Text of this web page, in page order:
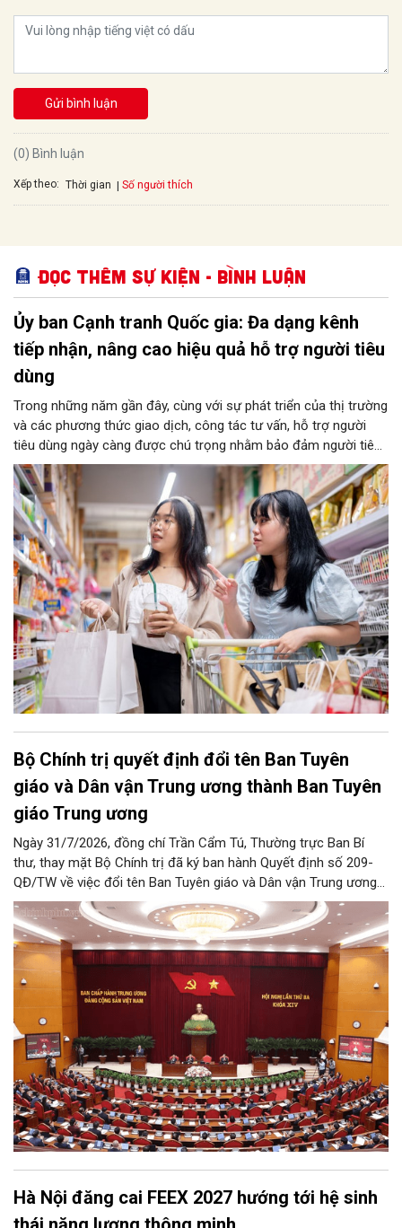
Gửi bình luận
(0) Bình luận
Xếp theo: Thời gian Số người thích
Đọc thêm Sự kiện - Bình luận
Ủy ban Cạnh tranh Quốc gia: Đa dạng kênh
tiếp nhận, nâng cao hiệu quả hỗ trợ người tiêu
dùng
Trong những năm gần đây, cùng với sự phát triển của thị trường
và các phương thức giao dịch, công tác tư vấn, hỗ trợ người
tiêu dùng ngày càng được chú trọng nhằm bảo đảm người tiêu
dùng được tiếp cận thông tin, được hướng dẫn thực hiện quyền
và được hỗ trợ kịp thời khi phát sinh vướng mắc trong quá trình
tiêu dùng hàng hóa, dịch vụ.
Bộ Chính trị quyết định đổi tên Ban Tuyên
giáo và Dân vận Trung ương thành Ban Tuyên
giáo Trung ương
Ngày 31/7/2026, đồng chí Trần Cẩm Tú, Thường trực Ban Bí
thư, thay mặt Bộ Chính trị đã ký ban hành Quyết định số 209-
QĐ/TW về việc đổi tên Ban Tuyên giáo và Dân vận Trung ương
thành Ban Tuyên giáo Trung ương.
Hà Nội đăng cai FEEX 2027 hướng tới hệ sinh